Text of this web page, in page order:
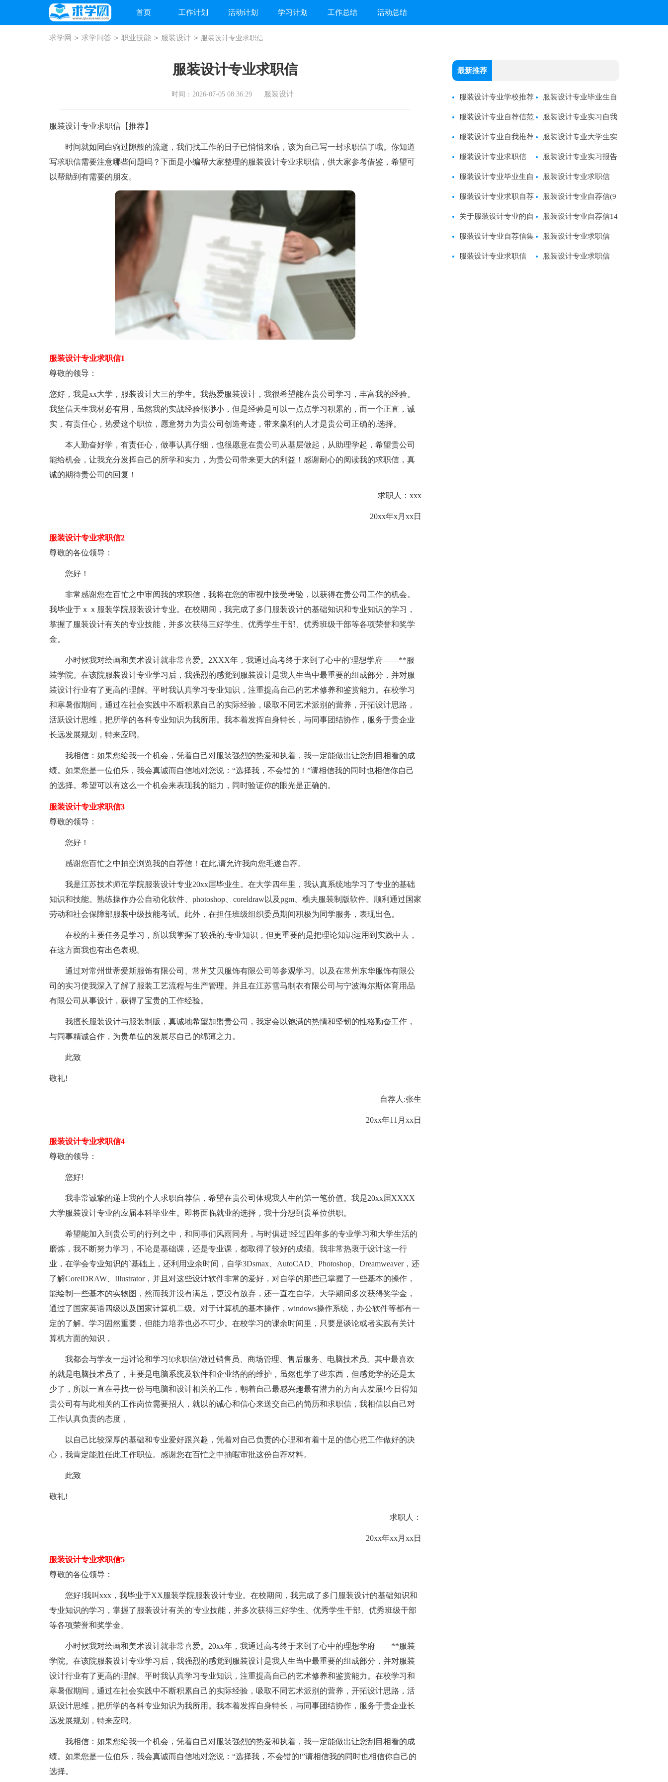
首页 工作计划 活动计划 学习计划 工作总结 活动总结
求学网 > 求学问答 > 职业技能 > 服装设计 > 服装设计专业求职信
服装设计专业求职信
时间：2026-07-05 08:36:29 服装设计
服装设计专业求职信【推荐】
时间就如同白驹过隙般的流逝，我们找工作的日子已悄悄来临，该为自己写一封求职信了哦。你知道
写求职信需要注意哪些问题吗？下面是小编帮大家整理的服装设计专业求职信，供大家参考借鉴，希望可
以帮助到有需要的朋友。
服装设计专业求职信1
尊敬的领导：
您好，我是xx大学，服装设计大三的学生。我热爱服装设计，我很希望能在贵公司学习，丰富我的经验。
我坚信天生我材必有用，虽然我的实战经验很渺小，但是经验是可以一点点学习积累的，而一个正直，诚
实，有责任心，热爱这个职位，愿意努力为贵公司创造奇迹，带来赢利的人才是贵公司正确的.选择。
本人勤奋好学，有责任心，做事认真仔细，也很愿意在贵公司从基层做起，从助理学起，希望贵公司
能给机会，让我充分发挥自己的所学和实力，为贵公司带来更大的利益！感谢耐心的阅读我的求职信，真
诚的期待贵公司的回复！
求职人：xxx
20xx年x月xx日
服装设计专业求职信2
尊敬的各位领导：
您好！
非常感谢您在百忙之中审阅我的求职信，我将在您的审视中接受考验，以获得在贵公司工作的机会。
我毕业于ｘｘ服装学院服装设计专业。在校期间，我完成了多门服装设计的基础知识和专业知识的学习，
掌握了服装设计有关的专业技能，并多次获得三好学生、优秀学生干部、优秀班级干部等各项荣誉和奖学
金。
小时候我对绘画和美术设计就非常喜爱。2XXX年，我通过高考终于来到了心中的'理想学府——**服
装学院。在该院服装设计专业学习后，我强烈的感觉到服装设计是我人生当中最重要的组成部分，并对服
装设计行业有了更高的理解。平时我认真学习专业知识，注重提高自己的艺术修养和鉴赏能力。在校学习
和寒暑假期间，通过在社会实践中不断积累自己的实际经验，吸取不同艺术派别的营养，开拓设计思路，
活跃设计思维，把所学的各科专业知识为我所用。我本着发挥自身特长，与同事团结协作，服务于贵企业
长远发展规划，特来应聘。
我相信：如果您给我一个机会，凭着自己对服装强烈的热爱和执着，我一定能做出让您刮目相看的成
绩。如果您是一位伯乐，我会真诚而自信地对您说：“选择我，不会错的！”请相信我的同时也相信你自己
的选择。希望可以有这么一个机会来表现我的能力，同时验证你的眼光是正确的。
服装设计专业求职信3
尊敬的领导：
您好！
感谢您百忙之中抽空浏览我的自荐信！在此,请允许我向您毛遂自荐。
我是江苏技术师范学院服装设计专业20xx届毕业生。在大学四年里，我认真系统地学习了专业的基础
知识和技能。熟练操作办公自动化软件、photoshop、coreldraw以及pgm、樵夫服装制版软件。顺利通过国家
劳动和社会保障部服装中级技能考试。此外，在担任班级组织委员期间积极为同学服务，表现出色。
在校的主要任务是学习，所以我掌握了较强的.专业知识，但更重要的是把理论知识运用到实践中去，
在这方面我也有出色表现。
通过对常州世蒂爱斯服饰有限公司、常州艾贝服饰有限公司等参观学习。以及在常州东华服饰有限公
司的实习使我深入了解了服装工艺流程与生产管理。并且在江苏雪马制衣有限公司与宁波海尔斯体育用品
有限公司从事设计，获得了宝贵的工作经验。
我擅长服装设计与服装制版，真诚地希望加盟贵公司，我定会以饱满的热情和坚韧的性格勤奋工作，
与同事精诚合作，为贵单位的发展尽自己的绵薄之力。
此致
敬礼!
自荐人:张生
20xx年11月xx日
服装设计专业求职信4
尊敬的领导：
您好!
我非常诚挚的递上我的个人求职自荐信，希望在贵公司体现我人生的第一笔价值。我是20xx届XXXX
大学服装设计专业的应届本科毕业生。即将面临就业的选择，我十分想到贵单位供职。
希望能加入到贵公司的行列之中，和同事们风雨同舟，与时俱进!经过四年多的专业学习和大学生活的
磨炼，我不断努力学习，不论是基础课，还是专业课，都取得了较好的成绩。我非常热衷于设计这一行
业，在学会专业知识的`基础上，还利用业余时间，自学3Dsmax、AutoCAD、Photoshop、Dreamweaver，还
了解CorelDRAW、Illustrator，并且对这些设计软件非常的爱好，对自学的那些已掌握了一些基本的操作，
能绘制一些基本的实物图，然而我并没有满足，更没有放弃，还一直在自学。大学期间多次获得奖学金，
通过了国家英语四级以及国家计算机二级。对于计算机的基本操作，windows操作系统，办公软件等都有一
定的了解。学习固然重要，但能力培养也必不可少。在校学习的课余时间里，只要是谈论或者实践有关计
算机方面的知识，
我都会与学友一起讨论和学习!(求职信)做过销售员、商场管理、售后服务、电脑技术员。其中最喜欢
的就是电脑技术员了，主要是电脑系统及软件和企业络的的维护，虽然也学了些东西，但感觉学的还是太
少了，所以一直在寻找一份与电脑和设计相关的工作，朝着自己最感兴趣最有潜力的方向去发展!今日得知
贵公司有与此相关的工作岗位需要招人，就以的诚心和信心来送交自己的简历和求职信，我相信以自己对
工作认真负责的态度，
以自己比较深厚的基础和专业爱好跟兴趣，凭着对自己负责的心理和有着十足的信心把工作做好的决
心，我肯定能胜任此工作职位。感谢您在百忙之中抽暇审批这份自荐材料。
此致
敬礼!
求职人：
20xx年xx月xx日
服装设计专业求职信5
尊敬的各位领导：
您好!我叫xxx，我毕业于XX服装学院服装设计专业。在校期间，我完成了多门服装设计的基础知识和
专业知识的学习，掌握了服装设计有关的'专业技能，并多次获得三好学生、优秀学生干部、优秀班级干部
等各项荣誉和奖学金。
小时候我对绘画和美术设计就非常喜爱。20xx年，我通过高考终于来到了心中的理想学府——**服装
学院。在该院服装设计专业学习后，我强烈的感觉到服装设计是我人生当中最重要的组成部分，并对服装
设计行业有了更高的理解。平时我认真学习专业知识，注重提高自己的艺术修养和鉴赏能力。在校学习和
寒暑假期间，通过在社会实践中不断积累自己的实际经验，吸取不同艺术派别的营养，开拓设计思路，活
跃设计思维，把所学的各科专业知识为我所用。我本着发挥自身特长，与同事团结协作，服务于贵企业长
远发展规划，特来应聘。
我相信：如果您给我一个机会，凭着自己对服装强烈的热爱和执着，我一定能做出让您刮目相看的成
绩。如果您是一位伯乐，我会真诚而自信地对您说：“选择我，不会错的!”请相信我的同时也相信你自己的
选择。
最新推荐
服装设计专业学校推荐
信范本
服装设计专业毕业生自
我鉴定
服装设计专业自荐信范
文
服装设计专业实习自我
鉴定
服装设计专业自我推荐
信
服装设计专业大学生实
习总结报告
服装设计专业求职信
15篇
服装设计专业实习报告
【优选14篇】
服装设计专业毕业生自
荐书
服装设计专业求职信
(汇编15篇)
服装设计专业求职自荐
信范文
服装设计专业自荐信(9
篇)
关于服装设计专业的自
荐信
服装设计专业自荐信14
篇
服装设计专业自荐信集
锦9篇
服装设计专业求职信
(通用15篇)
服装设计专业求职信 服装设计专业求职信